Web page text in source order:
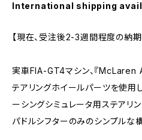
International shipping
【現在、受注後2-3週間程度の納期
実車FIA-GT4マシン、『McLaren
テアリングホイールパーツを使用
ーシングシミュレータ用ステアリ
パドルシフターのみのシンプルな